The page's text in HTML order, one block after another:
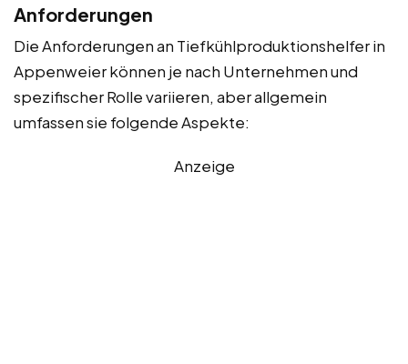
Anforderungen
Die Anforderungen an Tiefkühlproduktionshelfer in
Appenweier können je nach Unternehmen und
spezifischer Rolle variieren, aber allgemein
umfassen sie folgende Aspekte:
Anzeige